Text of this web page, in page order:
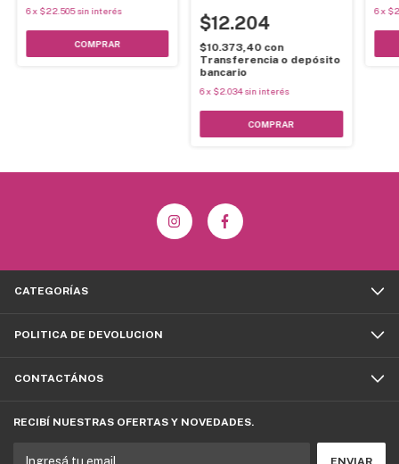
6x $22.505 sin interés
$12.204
$10.373,40 con
Transferencia o depósito
bancario
6x $2.034 sin interés
6x
CATEGORÍAS
POLITICA DE DEVOLUCION
CONTACTÁNOS
RECIBÍ NUESTRAS OFERTAS Y NOVEDADES.